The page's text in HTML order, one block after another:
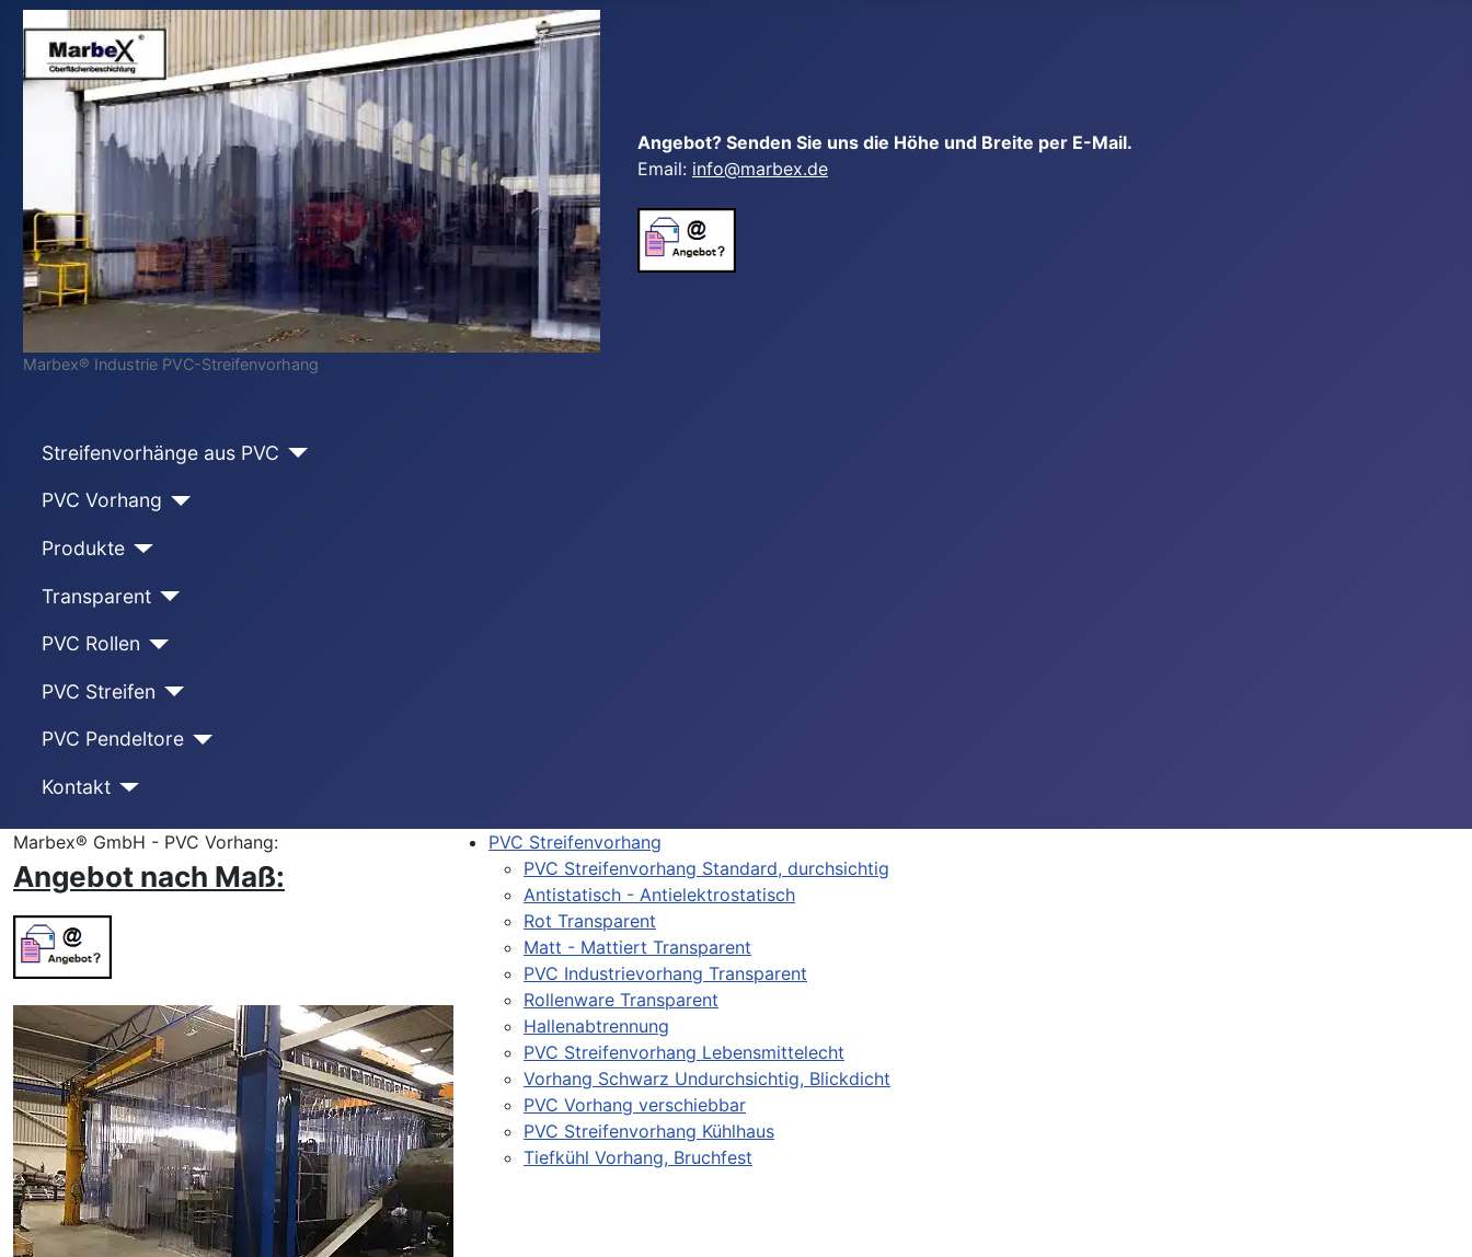
Marbex® Industrie PVC-Streifenvorhang
Angebot? Senden Sie uns die Höhe und Breite per E-Mail.
Email: info@marbex.de
Streifenvorhänge aus PVC
PVC Vorhang
Produkte
Transparent
PVC Rollen
PVC Streifen
PVC Pendeltore
Kontakt
Marbex® GmbH - PVC Vorhang:
Angebot nach Maß:
PVC Streifenvorhang
PVC Streifenvorhang Standard, durchsichtig
Antistatisch - Antielektrostatisch
Rot Transparent
Matt - Mattiert Transparent
PVC Industrievorhang Transparent
Rollenware Transparent
Hallenabtrennung
PVC Streifenvorhang Lebensmittelecht
Vorhang Schwarz Undurchsichtig, Blickdicht
PVC Vorhang verschiebbar
PVC Streifenvorhang Kühlhaus
Tiefkühl Vorhang, Bruchfest